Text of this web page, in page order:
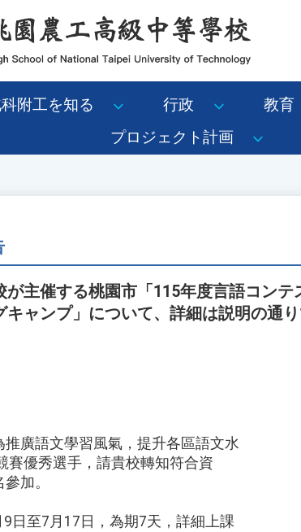
附工を知る 行政 教育
プロジェクト計画
主催する桃園市「115年度言語コンテ
ャンプ」について、詳細は説明の通
廣語文學習風氣，提升各區語文水
賽優秀選手，請貴校轉知符合資
加。
日至7月17日，為期7天，詳細上課